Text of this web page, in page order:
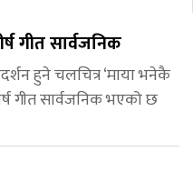
गीत सार्वजनिक
हुने चलचित्र ‘माया भनेकै
गीत सार्वजनिक भएको छ